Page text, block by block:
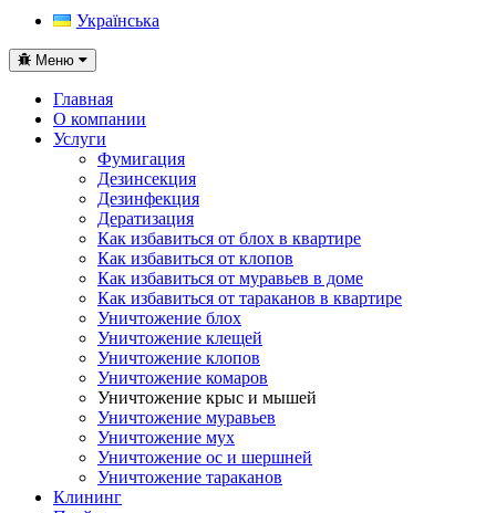
Українська
Toggle
navigation
Меню
Главная
О компании
Услуги
Фумигация
Дезинсекция
Дезинфекция
Дератизация
Как избавиться от блох в квартире
Как избавиться от клопов
Как избавиться от муравьев в доме
Как избавиться от тараканов в квартире
Уничтожение блох
Уничтожение клещей
Уничтожение клопов
Уничтожение комаров
Уничтожение крыс и мышей
Уничтожение муравьев
Уничтожение мух
Уничтожение ос и шершней
Уничтожение тараканов
Клининг